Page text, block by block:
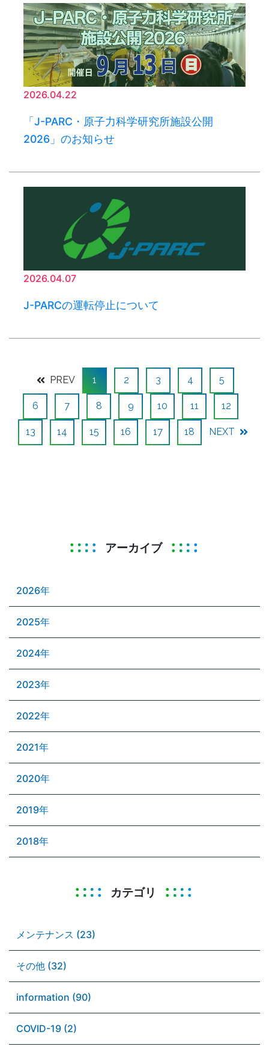
2026.04.22
「J-PARC・原子力科学研究所施設公開
2026」のお知らせ
2026.04.07
J-PARCの運転停止について
PREV 1 2 3 4 5
6 7 8 9 10 11 12
13 14 15 16 17 18 NEXT
アーカイブ
2026年
2025年
2024年
2023年
2022年
2021年
2020年
2019年
2018年
カテゴリ
メンテナンス (23)
その他 (32)
information (90)
COVID-19 (2)